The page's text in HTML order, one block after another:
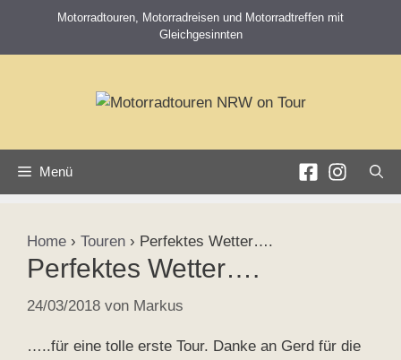
springen
Motorradtouren, Motorradreisen und Motorradtreffen mit
Gleichgesinnten
Menü
Home › Touren › Perfektes Wetter….
Perfektes Wetter….
24/03/2018 von Markus
…..für eine tolle erste Tour. Danke an Gerd für die